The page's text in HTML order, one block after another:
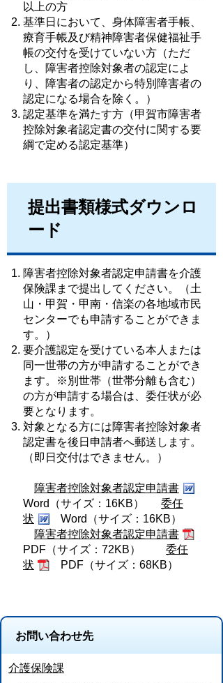
以上の方
基準日において、身体障害者手帳、
療育手帳及び精神障害者保健福祉手
帳の交付を受けていない方（ただ
し、障害者控除対象者の認定によ
り、障害者の認定から特別障害者の
認定になる場合を除く。）
認定基準を満たす方（甲賀市障害者
控除対象者認定書の交付に関する要
綱で定める認定基準）
提出書類様式ダウンロ
ード
障害者控除対象者認定申請書を介護
保険課まで提出してください。（土
山・甲賀・甲南・信楽の各地域市民
センターでも申請することができま
す。）
要介護認定を受けている本人または
同一世帯の方が申請することができ
ます。※別世帯（世帯分離も含む）
の方が申請する場合は、委任状が必
要となります。
対象となる方には障害者控除対象者
認定書を後日申請者へ郵送します。
（即日交付はできません。）
障害者控除対象者認定申請書
Word（サイズ：16KB） 委任
状
Word（サイズ：16KB）
障害者控除対象者認定申請書
PDF（サイズ：72KB） 委任
状
PDF（サイズ：68KB）
お問い合わせ先
介護保険課